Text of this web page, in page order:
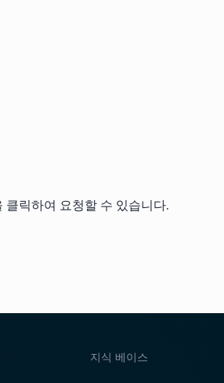
릭하여 요청할 수 있습니다.
지식 베이스